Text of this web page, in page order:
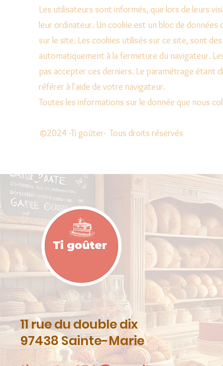
Les utilisateurs sont informés, que lors de leurs
leur ordinateur. Un cookie est un bloc de
sur le site. Les cookies utilisés sur ce site, sont
automatiquement à la fermeture du navigateur.
pas accepter ces derniers. Le paramétrage étant
référer à l'aide de votre navigateur.
Toutes les informations sur le donnée que nous
©2024 -Ti goûter- Tous droits réservés
11 rue du double dix
97438 Sainte-Marie